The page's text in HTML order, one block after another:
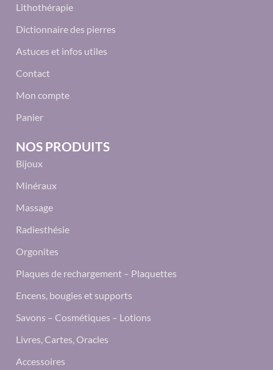
Lithothérapie
Dictionnaire des pierres
Astuces et infos utiles
Contact
Mon compte
Panier
NOS PRODUITS
Bijoux
Minéraux
Massage
Radiesthésie
Orgonites
Plaques de rechargement – Plaquettes
Encens, bougies et supports
Savons – Cosmétiques – Lotions
Livres, Cartes, Oracles
Accessoires